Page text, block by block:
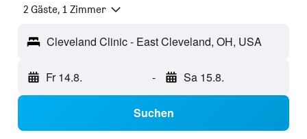
2 Gäste, 1 Zimmer
Cleveland Clinic - East Cleveland, OH, USA
Fr 14.8. - Sa 15.8.
Suchen